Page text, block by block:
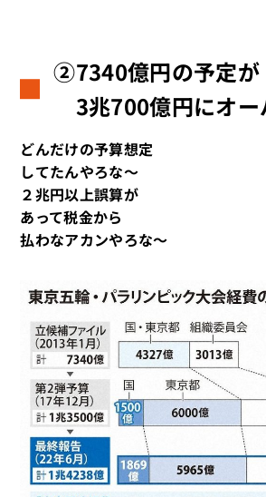
②7340億円の予定が
3兆700億円にオー
どんだけの予算想定
してたんやろな～
２兆円以上誤算が
あって税金から
払わなアカンやろな～